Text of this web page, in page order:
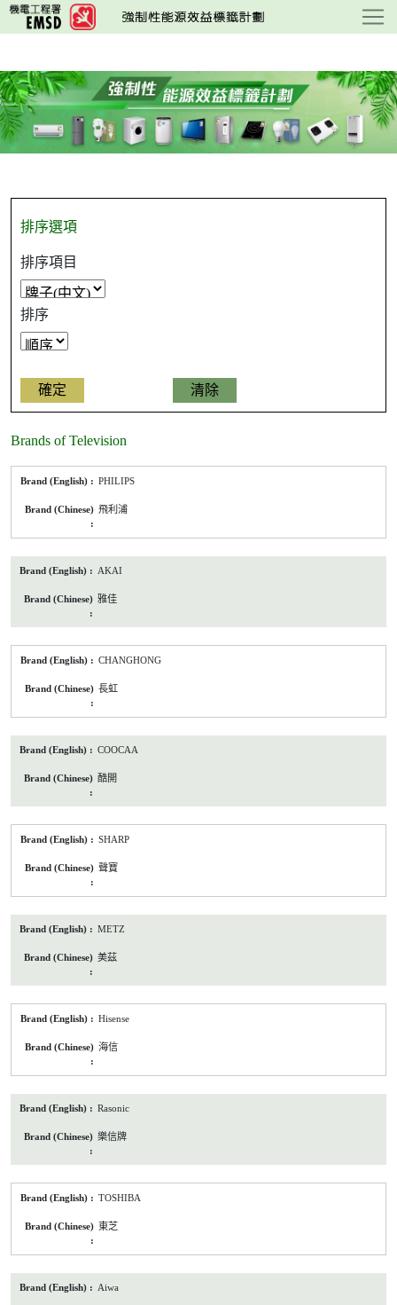
跳
至
要
內
容
排序選項
排序項目
排序
Brands of Television
models
Television
PHILIPS
飛利浦
AKAI
雅佳
CHANGHONG
長虹
COOCAA
酷開
SHARP
聲寶
METZ
美茲
Hisense
海信
Rasonic
樂信牌
TOSHIBA
東芝
Aiwa